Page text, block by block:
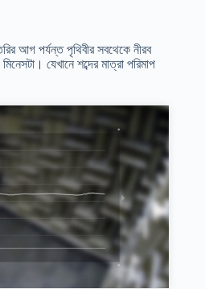
আগ পর্যন্ত পৃথিবীর সবথেকে নীরব
যেখানে শব্দের মাত্রা পরিমাপ